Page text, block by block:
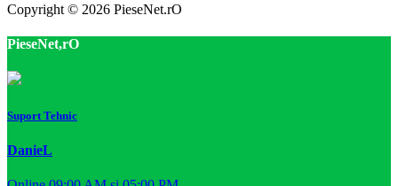
Copyright © 2026 PieseNet.rO
PieseNet,rO
Suport Tehnic
DanieL